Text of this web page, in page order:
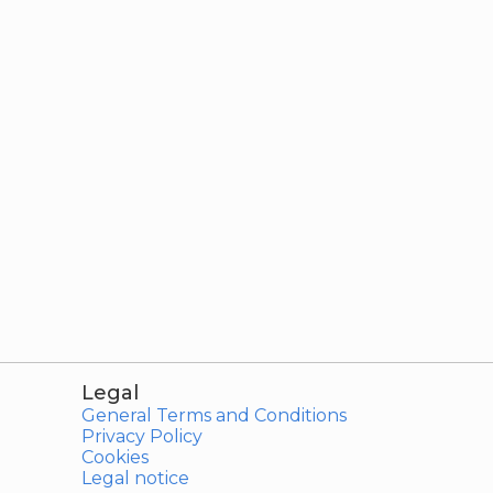
Legal
General Terms and Conditions
Privacy Policy
Cookies
Legal notice